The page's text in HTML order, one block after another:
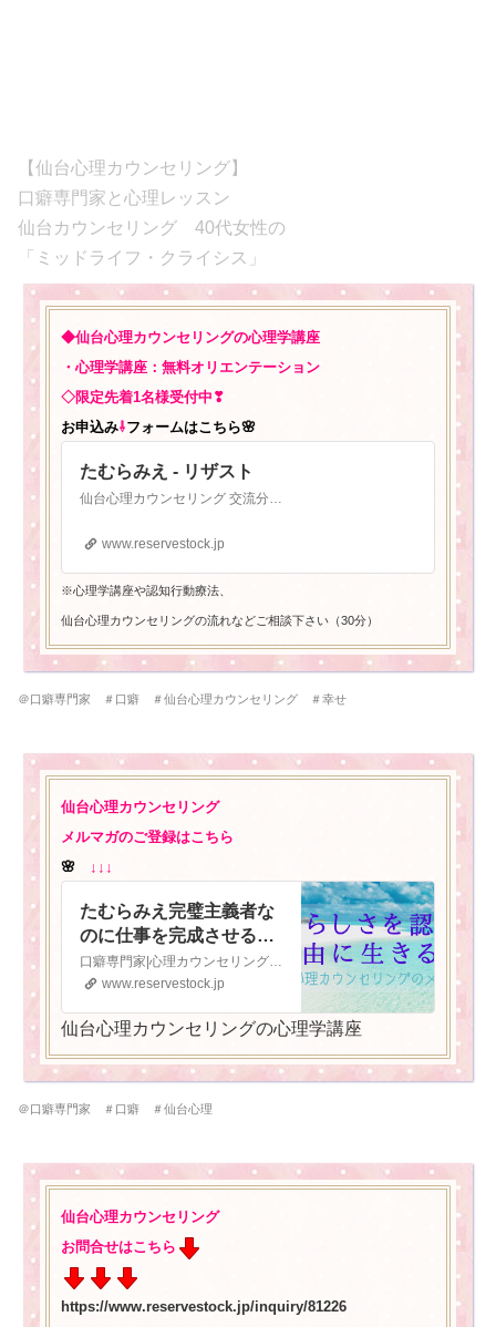
【仙台心理カウンセリング】
口癖専門家と心理レッスン
仙台カウンセリング 40代女性の
「ミッドライフ・クライシス」
◆仙台心理カウンセリングの心理学講座
・心理学講座：無料オリエンテーション
◇限定先着1名様受付中❣
お申込み⇩フォームはこちら🌸
たむらみえ - リザスト
www.reservestock.jp
※心理学講座や認知行動療法、
仙台心理カウンセリングの流れなどご相談下さい（30分）
＠口癖専門家 ＃口癖 ＃仙台心理カウンセリング ＃幸せ
仙台心理カウンセリング
メルマガのご登録はこちら
🌸 ↓↓↓
たむらみえ完璧主義者な
のに仕事を完成させるこ
とがいつも遅れてしまう
人の本当の理由とは？ 自
分らしさを認めて 自由に
生きる❣ 仙台心理のメル
マガ - リザスト
口癖専門家|心理カウンセリング|認知行動療法|インナーチャイルドセラピー|交流分析 仙台心理カウンセリング 口癖専門家 心の看護師 メンタルヘルス口癖心理専門家 たむらみえ
www.reservestock.jp
仙台心理カウンセリングの心理学講座
＠口癖専門家 ＃口癖 ＃仙台心理
仙台心理カウンセリング
お問合せはこちら
https://www.reservestock.jp/inquiry/81226